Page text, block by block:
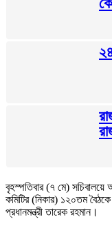
বৃহস্পতিবার (৭ মে) সচিবালয়ে
কমিটির (নিকার) ১২০তম
প্রধানমন্ত্রী তারেক রহমান।